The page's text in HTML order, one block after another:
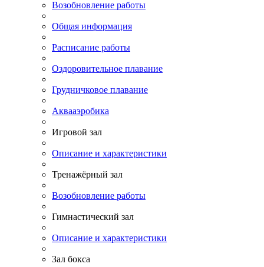
Возобновление работы
Общая информация
Расписание работы
Оздоровительное плавание
Грудничковое плавание
Аквааэробика
Игровой зал
Описание и характеристики
Тренажёрный зал
Возобновление работы
Гимнастический зал
Описание и характеристики
Зал бокса